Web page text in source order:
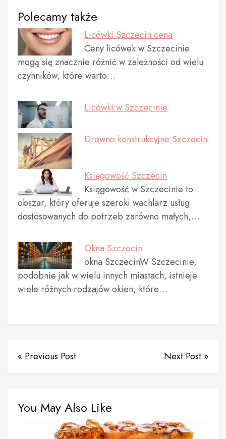
Polecamy także
Licówki Szczecin cena
Ceny licówek w Szczecinie
mogą się znacznie różnić w zależności od wielu
czynników, które warto…
Licówki w Szczecinie
Drewno konstrukcyjne Szczecin
Księgowość Szczecin
Księgowość w Szczecinie to
obszar, który oferuje szeroki wachlarz usług
dostosowanych do potrzeb zarówno małych,…
Okna Szczecin
okna SzczecinW Szczecinie,
podobnie jak w wielu innych miastach, istnieje
wiele różnych rodzajów okien, które…
« Previous Post Next Post »
You May Also Like